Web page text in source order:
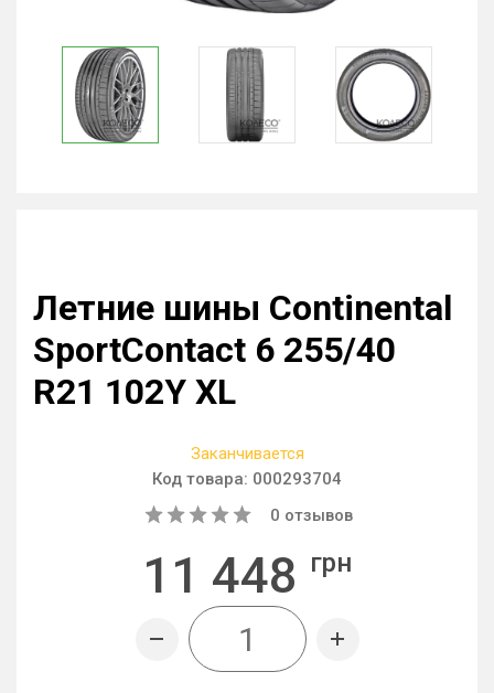
Летние шины Continental
SportContact 6 255/40
R21 102Y XL
Заканчивается
Код товара: 000293704
0 отзывов
11 448 грн